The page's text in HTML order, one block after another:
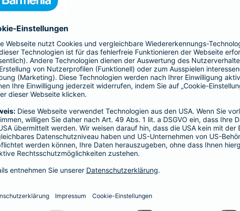
Benötigen Sie weitere Informationen zu dieser und
Krankenversicherung für die Katze
ist Ihr Vierbeinerim Krankheitsfall umfassend abgesichert
haben wir Ihnen zum Vergleich hier aufgelistet. Sie erhalten
Hilfsmittel